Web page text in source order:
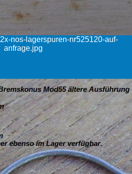
nos-lagerspuren-nr525120-auf-
anfrage.jpg